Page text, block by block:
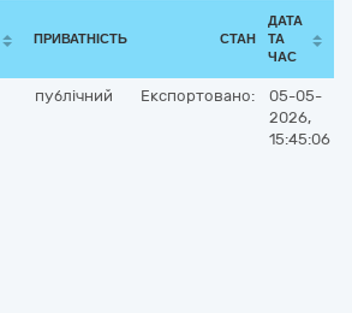
ПРИВАТНІСТЬ СТАН
ДАТА
ТА
ЧАС
публічний Експортовано:
05-05-
2026,
15:45:06